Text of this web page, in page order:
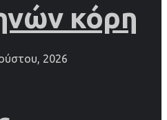
κόρη
2026